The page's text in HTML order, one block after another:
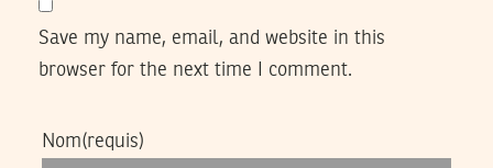
Save my name, email, and website in this
browser for the next time I comment.
Nom(requis)